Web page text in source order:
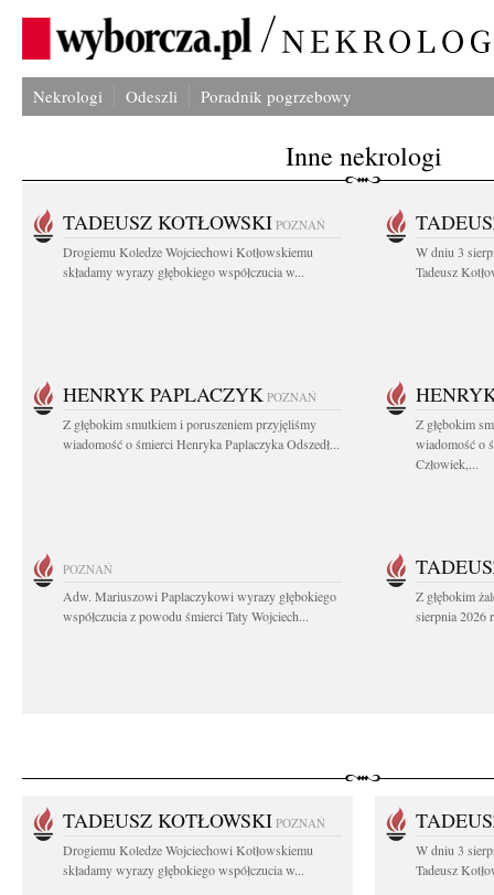
Nekrologi Odeszli Poradnik pogrzebowy
Inne nekrologi
TADEUSZ KOTŁOWSKI POZNAŃ
Drogiemu Koledze Wojciechowi Kotłowskiemu
składamy wyrazy głębokiego współczucia w...
W dniu 3
Tadeusz
HENRYK PAPLACZYK POZNAŃ
Z głębokim smutkiem i poruszeniem przyjęliśmy
wiadomość o śmierci Henryka Paplaczyka Odszedł...
Z głębokim
wiadomość o
Człowiek,...
POZNAŃ
Adw. Mariuszowi Paplaczykowi wyrazy głębokiego
współczucia z powodu śmierci Taty Wojciech...
Z głębokim
sierpnia 2026
TADEUSZ KOTŁOWSKI POZNAŃ
Drogiemu Koledze Wojciechowi Kotłowskiemu
składamy wyrazy głębokiego współczucia w...
W dniu 3
Tadeusz